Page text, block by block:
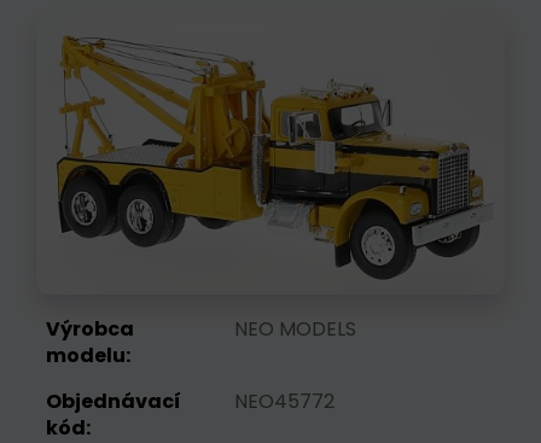
Výrobca
modelu:
NEO MODELS
Objednávací
kód:
NEO45772